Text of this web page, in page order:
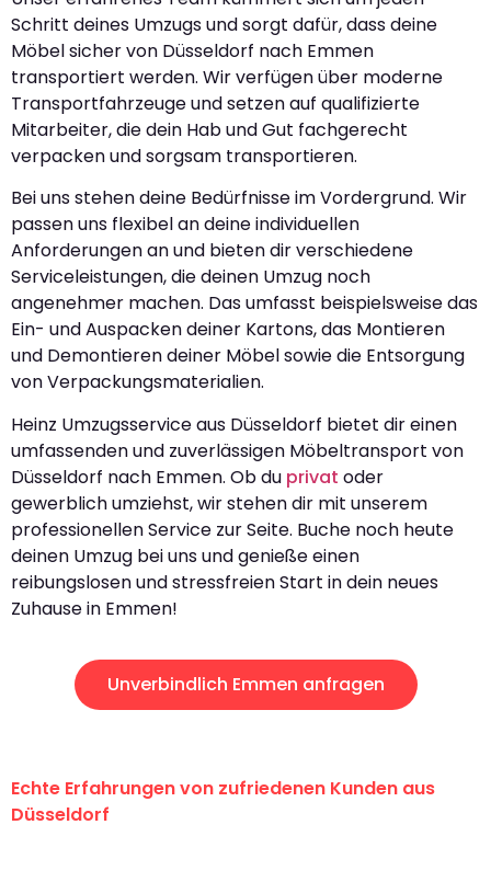
Schritt deines Umzugs und sorgt dafür, dass deine
Möbel sicher von Düsseldorf nach Emmen
transportiert werden. Wir verfügen über moderne
Transportfahrzeuge und setzen auf qualifizierte
Mitarbeiter, die dein Hab und Gut fachgerecht
verpacken und sorgsam transportieren.
Bei uns stehen deine Bedürfnisse im Vordergrund. Wir
passen uns flexibel an deine individuellen
Anforderungen an und bieten dir verschiedene
Serviceleistungen, die deinen Umzug noch
angenehmer machen. Das umfasst beispielsweise das
Ein- und Auspacken deiner Kartons, das Montieren
und Demontieren deiner Möbel sowie die Entsorgung
von Verpackungsmaterialien.
Heinz Umzugsservice aus Düsseldorf bietet dir einen
umfassenden und zuverlässigen Möbeltransport von
Düsseldorf nach Emmen. Ob du privat oder
gewerblich umziehst, wir stehen dir mit unserem
professionellen Service zur Seite. Buche noch heute
deinen Umzug bei uns und genieße einen
reibungslosen und stressfreien Start in dein neues
Zuhause in Emmen!
Unverbindlich Emmen anfragen
Echte Erfahrungen von zufriedenen Kunden aus
Düsseldorf